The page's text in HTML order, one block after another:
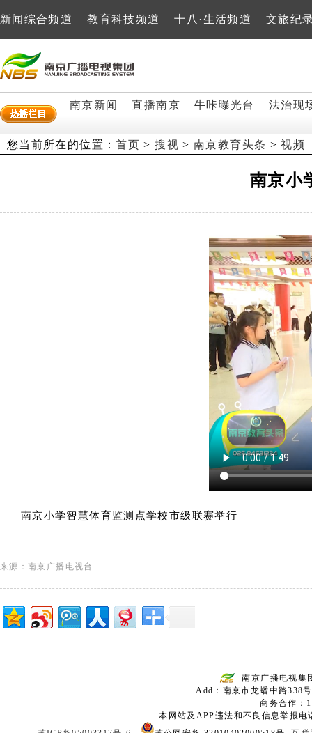
新闻综合频道 教育科技频道 十八·生活频道 文旅纪
南京新闻 直播南京 牛咔曝光台 法治现
您当前所在的位置：首页 >搜视 >南京教育头条 >视频
南京小
南京小学智慧体育监测点学校市级联赛举行
来源：南京广播电视台
南京广播电视集
Add：南京市龙蟠中路
商务合作：
本网站及APP违法和不良信息举报